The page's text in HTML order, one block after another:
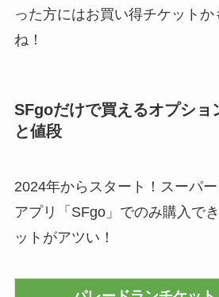
った方にはお買い得チケット
ね！
SFgoだけで買えるオプショ
と値段
2024年からスタート！スーパ
アプリ「SFgo」でのみ購入で
ットがアツい！